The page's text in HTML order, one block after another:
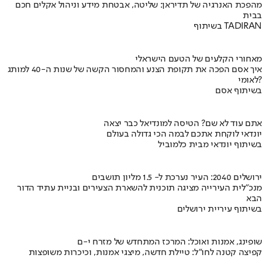
מהפכת האנרגיה של תדיראן: שליטה, אבטחת מידע וניהול אקלים חכם
בבית
בשיתוף TADIRAN
מאחורי הקלעים של הטעם הישראלי
איך אסם הפכה את תקופת הצנע והמחסור הקשה של שנות ה-40 למותג
לאומי?
בשיתוף אסם
אתם עוד לא שם? הטיסה למונדיאל כבר יצאה
יונדאי לוקחת אתכם לבמה הכי גדולה בעולם
בשיתוף יונדאי מבית כלמוביל
ירושלים 2040: העיר נערכת ל- 1.5 מליון תושבים
מנכ"לית העירייה מציגה תוכנית להשארת הצעירים ובניית עתיד הדור
הבא
בשיתוף עיריית ירושלים
שופינג, אמנות ואוכל: המרכז המתחדש של מזרח י-ם
קפיצה קטנה לחו"ל: טיילת חדשה, מיצגי אמנות, וכיכרות משופצות